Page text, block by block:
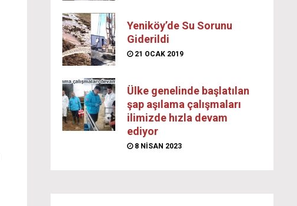
Yeniköy’de Su Sorunu
Giderildi
21 OCAK 2019
Ülke genelinde başlatılan
şap aşılama çalışmaları
ilimizde hızla devam
ediyor
8 NISAN 2023